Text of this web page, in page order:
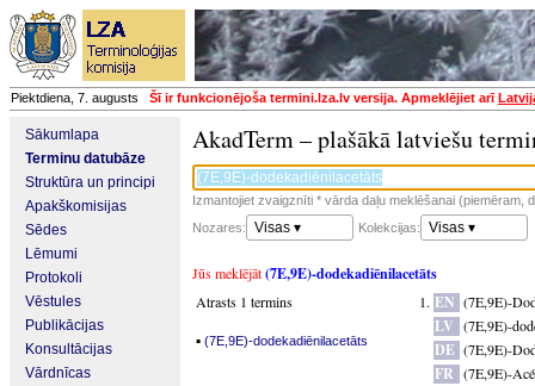
Piektdiena, 7. augusts Šī ir funkcionējoša termini.lza.lv versija. Apmeklējiet arī
Sākumlapa
Terminu datubāze
Struktūra un principi
Apakškomisijas
Sēdes
Lēmumi
Protokoli
Vēstules
Publikācijas
Konsultācijas
Vārdnīcas
AkadTerm – plašākā latviešu
Izmantojiet zvaigznīti * vārda daļu meklēšanai (piemēram,
Nozares:
Visas ▾ Kolekcijas: Visas ▾
Jūs meklējāt(7E,9E)-dodekadiēnilacetāts
Atrasts 1 termins
▪ (7E,9E)-dodekadiēnilacetāts
EN (7E,9E)-
LV (7E,9E)-
DE (7E,9E)-
FR (7E,9E)-